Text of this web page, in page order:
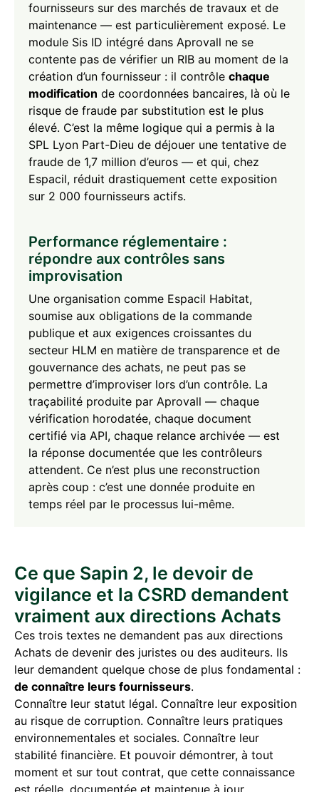
fournisseurs sur des marchés de travaux et de
maintenance — est particulièrement exposé. Le
module Sis ID intégré dans Aprovall ne se
contente pas de vérifier un RIB au moment de la
création d’un fournisseur : il contrôle chaque
modification de coordonnées bancaires, là où le
risque de fraude par substitution est le plus
élevé. C’est la même logique qui a permis à la
SPL Lyon Part-Dieu de déjouer une tentative de
fraude de 1,7 million d’euros — et qui, chez
Espacil, réduit drastiquement cette exposition
sur 2 000 fournisseurs actifs.
Performance réglementaire :
répondre aux contrôles sans
improvisation
Une organisation comme Espacil Habitat,
soumise aux obligations de la commande
publique et aux exigences croissantes du
secteur HLM en matière de transparence et de
gouvernance des achats, ne peut pas se
permettre d’improviser lors d’un contrôle. La
traçabilité produite par Aprovall — chaque
vérification horodatée, chaque document
certifié via API, chaque relance archivée — est
la réponse documentée que les contrôleurs
attendent. Ce n’est plus une reconstruction
après coup : c’est une donnée produite en
temps réel par le processus lui-même.
Ce que Sapin 2, le devoir de
vigilance et la CSRD demandent
vraiment aux directions Achats
Ces trois textes ne demandent pas aux directions
Achats de devenir des juristes ou des auditeurs. Ils
leur demandent quelque chose de plus fondamental :
de connaître leurs fournisseurs.
Connaître leur statut légal. Connaître leur exposition
au risque de corruption. Connaître leurs pratiques
environnementales et sociales. Connaître leur
stabilité financière. Et pouvoir démontrer, à tout
moment et sur tout contrat, que cette connaissance